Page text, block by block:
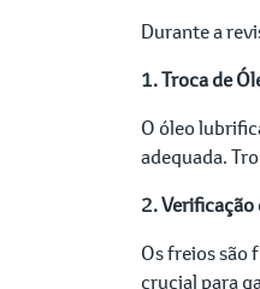
Durante a
1. Troca de
O óleo
adequada.
2. Verificação
Os freios são
crucial para